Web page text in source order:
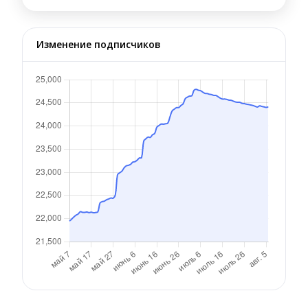
Изменение подписчиков